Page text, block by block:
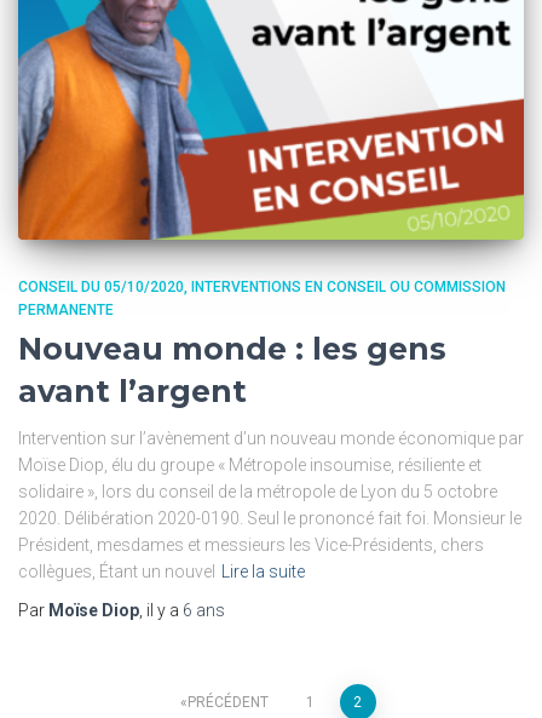
CONSEIL DU 05/10/2020
INTERVENTIONS EN CONSEIL OU COMMISSION
PERMANENTE
Nouveau monde : les gens
avant l’argent
Intervention sur l’avènement d’un nouveau monde économique par
Moïse Diop, élu du groupe « Métropole insoumise, résiliente et
solidaire », lors du conseil de la métropole de Lyon du 5 octobre
2020. Délibération 2020-0190. Seul le prononcé fait foi. Monsieur le
Président, mesdames et messieurs les Vice-Présidents, chers
collègues, Étant un nouvel
Lire la suite
Par Moïse Diop , il y a 6 ans
PRÉCÉDENT 1 2